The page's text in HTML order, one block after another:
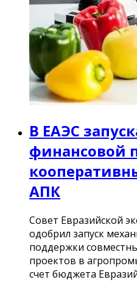
В ЕАЭС
финансовой
АПК
Совет Евразийской
одобрил запуск
поддержки
проектов в
счет бюджета